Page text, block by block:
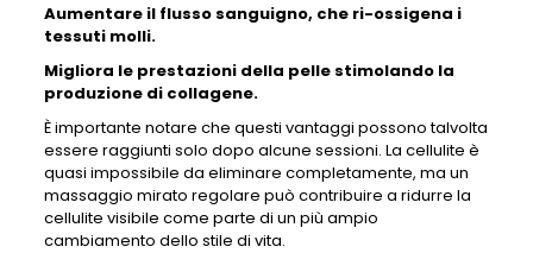
Aumentare il flusso sanguigno, che ri-ossigena i
tessuti molli.
Migliora le prestazioni della pelle stimolando la
produzione di collagene.
È importante notare che questi vantaggi possono talvolta
essere raggiunti solo dopo alcune sessioni. La cellulite è
quasi impossibile da eliminare completamente, ma un
massaggio mirato regolare può contribuire a ridurre la
cellulite visibile come parte di un più ampio
cambiamento dello stile di vita.